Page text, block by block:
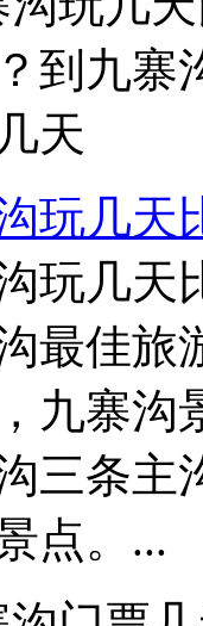
玩几天
玩几天
最佳旅
九寨沟
三条主
点。...